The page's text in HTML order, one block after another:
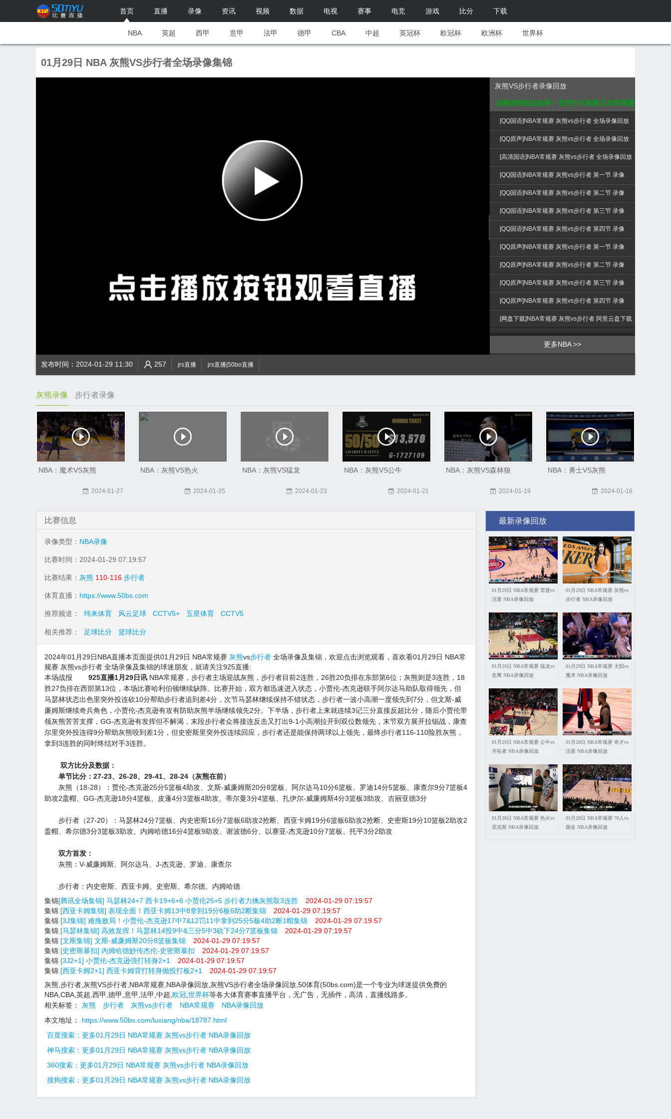
首页 直播 录像 资讯 视频 数据 电视 赛事 电竞 游戏 比分 下载
NBA 英超 西甲 意甲 法甲 德甲 CBA 中超 英冠杯 欧冠杯 欧洲杯 世界杯
01月29日 NBA 灰熊VS步行者全场录像集锦
>
灰熊VS步行者录像回放
点播放按钮后如果一直空白可刷新几次即观看
[QQ国语]NBA常规赛 灰熊vs步行者 全场录像回放
[QQ原声]NBA常规赛 灰熊vs步行者 全场录像回放
[高清国语]NBA常规赛 灰熊vs步行者 全场录像回放
[QQ国语]NBA常规赛 灰熊vs步行者 第一节 录像
[QQ国语]NBA常规赛 灰熊vs步行者 第二节 录像
[QQ国语]NBA常规赛 灰熊vs步行者 第三节 录像
[QQ国语]NBA常规赛 灰熊vs步行者 第四节 录像
[QQ原声]NBA常规赛 灰熊vs步行者 第一节 录像
[QQ原声]NBA常规赛 灰熊vs步行者 第二节 录像
[QQ原声]NBA常规赛 灰熊vs步行者 第三节 录像
[QQ原声]NBA常规赛 灰熊vs步行者 第四节 录像
[网盘下载]NBA常规赛 灰熊vs步行者 阿里云盘下载
更多NBA
发布时间：2024-01-29 11:30 257 jrs直播 jrs直播|50bo直播
灰熊录像 步行者录像
NBA：魔术VS灰熊
2024-01-27
NBA：灰熊VS热火
2024-01-25
NBA：灰熊VS猛龙
2024-01-23
NBA：灰熊VS公牛
2024-01-21
NBA：灰熊VS森林狼
2024-01-19
NBA：勇士VS灰熊
2024-01-16
比赛信息
录像类型： NBA录像
比赛时间：2024-01-29 07:19:57
比赛结果： 灰熊 110-116 步行者
体育直播： https://www.50bs.com
推荐频道： 纬来体育 风云足球 CCTV5+ 五星体育 CCTV5
相关推荐： 足球比分 篮球比分
2024年01月29日NBA直播本页面提供01月29日 NBA常规赛 灰熊vs步行者 全场录像及集锦，欢迎点击浏览观看，喜欢看01月29日 NBA常
规赛 灰熊vs步行者 全场录像及集锦的球迷朋友，就请关注925直播:
本场战报
925直播1月29日讯 NBA常规赛，步行者主场迎战灰熊，步行者目前2连胜，26胜20负排在东部第6位；灰熊则是3连胜，18
胜27负排在西部第13位，本场比赛哈利伯顿继续缺阵。比赛开始，双方都迅速进入状态，小贾伦-杰克逊联手阿尔达马助队取得领先，但
马瑟林状态出色里突外投连砍10分帮助步行者追到差4分，次节马瑟林继续保持不错状态，步行者一波小高潮一度领先到7分，但文斯-威
廉姆斯继续奇兵角色，小贾伦-杰克逊有攻有防助灰熊半场继续领先2分。下半场，步行者上来就连续3记三分直接反超比分，随后小贾伦带
领灰熊苦苦支撑，GG-杰克逊有发挥但不解渴，末段步行者众将接连反击又打出9-1小高潮拉开到双位数领先，末节双方展开拉锯战，康查
尔里突外投连得9分帮助灰熊咬到差1分，但史密斯里突外投连续回应，步行者还是能保持两球以上领先，最终步行者116-110险胜灰熊，
拿到3连胜的同时终结对手3连胜。
双方比分及数据：
单节比分：27-23、26-28、29-41、28-24（灰熊在前）
灰熊（18-28）：贾伦-杰克逊25分5篮板4助攻、文斯-威廉姆斯20分8篮板、阿尔达马10分6篮板、罗迪14分5篮板、康查尔9分7篮板4
助攻2盖帽、GG-杰克逊18分4篮板、皮蓬4分3篮板4助攻、蒂尔曼3分4篮板、扎伊尔-威廉姆斯4分3篮板3助攻、吉丽亚德3分
步行者（27-20）：马瑟林24分7篮板、内史密斯16分7篮板6助攻2抢断、西亚卡姆19分6篮板6助攻2抢断、史密斯19分10篮板2助攻2
盖帽、希尔德3分3篮板3助攻、内姆哈德16分4篮板9助攻、谢波德6分、以赛亚-杰克逊10分7篮板、托平3分2助攻
双方首发：
灰熊：V-威廉姆斯、阿尔达马、J-杰克逊、罗迪、康查尔
步行者：内史密斯、西亚卡姆、史密斯、希尔德、内姆哈德
集锦[腾讯全场集锦] 马瑟林24+7 西卡19+6+6 小贾伦25+5 步行者力擒灰熊取3连胜
2024-01-29 07:19:57
集锦 [西亚卡姆集锦] 表现全面！西亚卡姆13中8拿到19分6板6助2断集锦
2024-01-29 07:19:57
集锦 [3J集锦] 难挽败局！小贾伦-杰克逊17中7&12罚11中拿到25分5板4助2断1帽集锦
2024-01-29 07:19:57
集锦 [马瑟林集锦] 高效发挥！马瑟林14投9中&三分5中3砍下24分7篮板集锦
2024-01-29 07:19:57
集锦 [文斯集锦] 文斯-威廉姆斯20分8篮板集锦
2024-01-29 07:19:57
集锦 [史密斯暴扣] 內姆哈德妙传杰伦-史密斯暴扣
2024-01-29 07:19:57
集锦 [3J2+1] 小贾伦-杰克逊强打转身2+1
2024-01-29 07:19:57
集锦 [西亚卡姆2+1] 西亚卡姆背打转身抛投打板2+1
2024-01-29 07:19:57
灰熊,步行者,灰熊VS步行者,NBA常规赛,NBA录像回放,灰熊VS步行者全场录像回放,50体育(50bs.com)是一个专业为球迷提供免费的
NBA,CBA,英超,西甲,德甲,意甲,法甲,中超, 欧冠 世界杯等各大体育赛事直播平台，无广告，无插件，高清，直播线路多。
相关标签：
灰熊 步行者 灰熊vs步行者 NBA常规赛
NBA录像回放
本文地址：
https://www.50bs.com/luxiang/nba/18787.html
百度搜索：更多01月29日 NBA常规赛 灰熊vs步行者 NBA录像回放
神马搜索：更多01月29日 NBA常规赛 灰熊vs步行者 NBA录像回放
360搜索：更多01月29日 NBA常规赛 灰熊vs步行者 NBA录像回放
搜狗搜索：更多01月29日 NBA常规赛 灰熊vs步行者 NBA录像回放
最新录像回放
01月29日 NBA常规赛 雷霆vs
活塞 NBA录像回放
01月29日 NBA常规赛 灰熊vs
步行者 NBA录像回放
01月29日 NBA常规赛 猛龙vs
老鹰 NBA录像回放
01月29日 NBA常规赛 太阳vs
魔术 NBA录像回放
01月29日 NBA常规赛 公牛vs
开拓者 NBA录像回放
01月28日 NBA常规赛 奇才vs
活塞 NBA录像回放
01月28日 NBA常规赛 热火vs
尼克斯 NBA录像回放
01月28日 NBA常规赛 76人vs
掘金 NBA录像回放